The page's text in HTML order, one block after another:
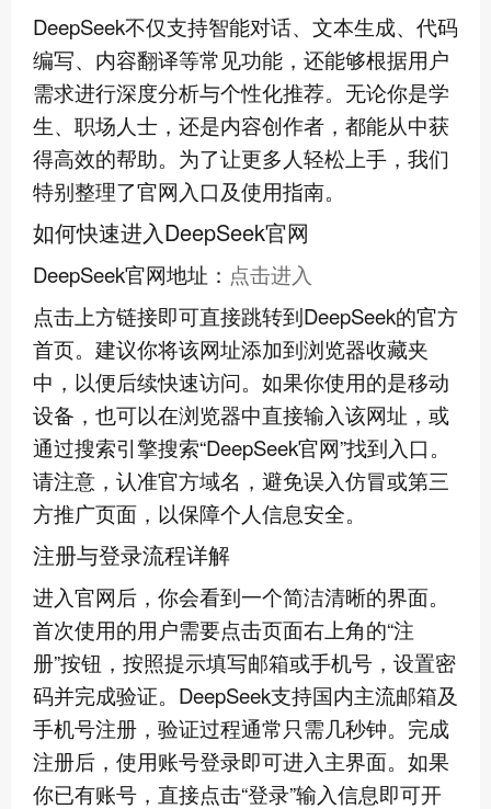
DeepSeek不仅支持智能对话、文本生成、代码
编写、内容翻译等常见功能，还能够根据用户
需求进行深度分析与个性化推荐。无论你是学
生、职场人士，还是内容创作者，都能从中获
得高效的帮助。为了让更多人轻松上手，我们
特别整理了官网入口及使用指南。
如何快速进入DeepSeek官网
DeepSeek官网地址： 点击进入
点击上方链接即可直接跳转到DeepSeek的官方
首页。建议你将该网址添加到浏览器收藏夹
中，以便后续快速访问。如果你使用的是移动
设备，也可以在浏览器中直接输入该网址，或
通过搜索引擎搜索“DeepSeek官网”找到入口。
请注意，认准官方域名，避免误入仿冒或第三
方推广页面，以保障个人信息安全。
注册与登录流程详解
进入官网后，你会看到一个简洁清晰的界面。
首次使用的用户需要点击页面右上角的“注
册”按钮，按照提示填写邮箱或手机号，设置密
码并完成验证。DeepSeek支持国内主流邮箱及
手机号注册，验证过程通常只需几秒钟。完成
注册后，使用账号登录即可进入主界面。如果
你已有账号，直接点击“登录”输入信息即可开